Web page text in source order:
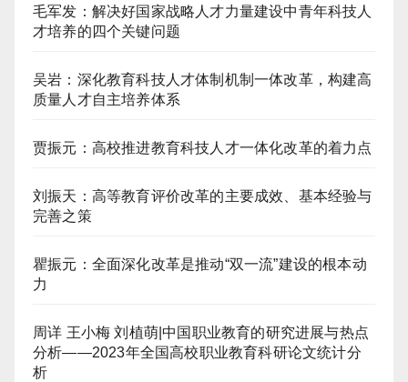
毛军发：解决好国家战略人才力量建设中青年科技人
才培养的四个关键问题
吴岩：深化教育科技人才体制机制一体改革，构建高
质量人才自主培养体系
贾振元：高校推进教育科技人才一体化改革的着力点
刘振天：高等教育评价改革的主要成效、基本经验与
完善之策
瞿振元：全面深化改革是推动“双一流”建设的根本动
力
周详 王小梅 刘植萌|中国职业教育的研究进展与热点
分析——2023年全国高校职业教育科研论文统计分
析